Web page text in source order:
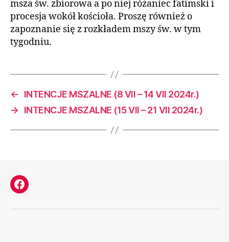
msza św. zbiorowa a po niej różaniec fatimski i
procesja wokół kościoła. Proszę również o
zapoznanie się z rozkładem mszy św. w tym
tygodniu.
←
INTENCJE MSZALNE (8 VII – 14 VII 2024r.)
→
INTENCJE MSZALNE (15 VII – 21 VII 2024r.)
Facebook